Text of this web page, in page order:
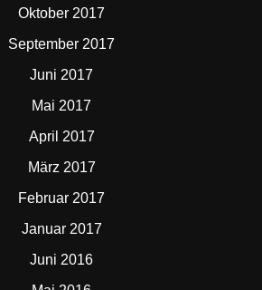
Oktober 2017
September 2017
Juni 2017
Mai 2017
April 2017
März 2017
Februar 2017
Januar 2017
Juni 2016